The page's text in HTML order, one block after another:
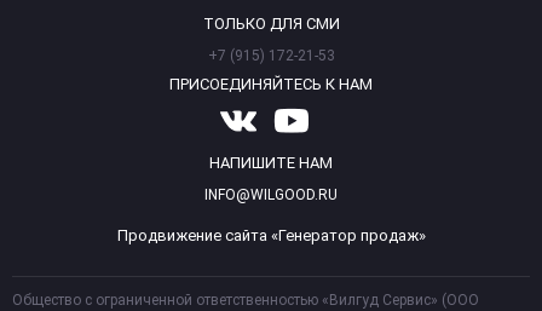
ТОЛЬКО ДЛЯ СМИ
+7 (915) 172-21-53
ПРИСОЕДИНЯЙТЕСЬ К НАМ
НАПИШИТЕ НАМ
INFO@WILGOOD.RU
Продвижение сайта «Генератор продаж»
Общество с ограниченной ответственностью «Вилгуд Сервис» (ООО